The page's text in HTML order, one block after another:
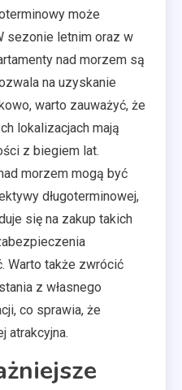
może
sezonie letnim oraz w
nad morzem są
na uzyskanie
warto zauważyć, że
lokalizacjach mają
z biegiem lat.
morzem mogą być
długoterminowej,
się na zakup takich
Warto także zwrócić
z własnego
co sprawia, że
atrakcyjna.